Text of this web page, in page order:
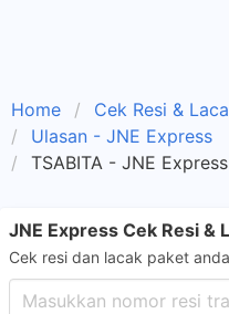
Home
Cek Resi &
Ulasan - JNE Express
TSABITA - JNE
JNE Express Cek Resi &
Cek resi dan lacak paket